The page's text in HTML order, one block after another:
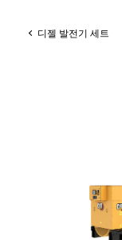
디젤 발전기 세트